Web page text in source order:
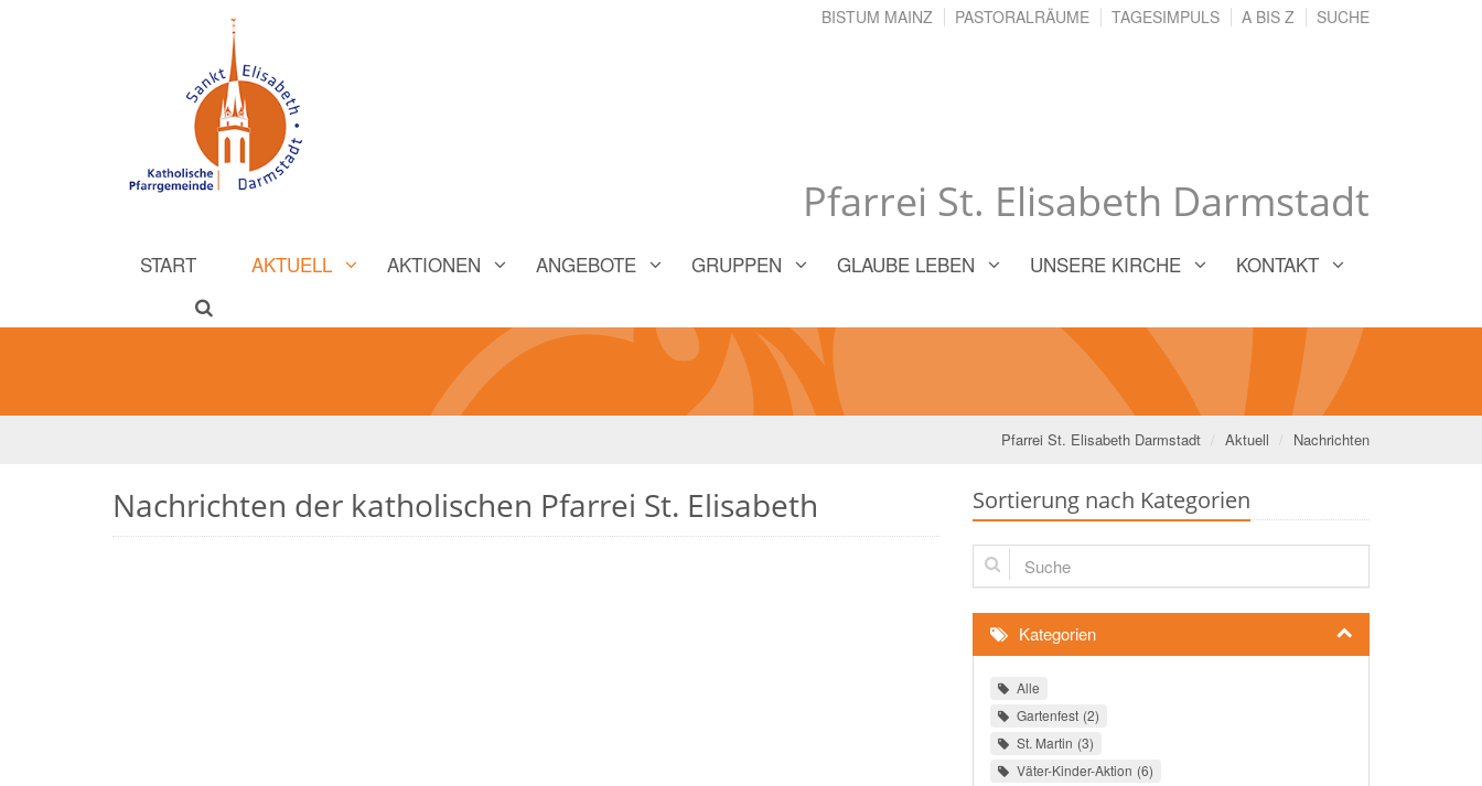
Pfarrei St. Elisabeth Darmstadt
BISTUM MAINZ PASTORALRÄUME TAGESIMPULS A BIS Z SUCHE
START AKTUELL AKTIONEN ANGEBOTE GRUPPEN GLAUBE LEBEN UNSERE KIRCHE KONTAKT
Pfarrei St. Elisabeth Darmstadt Aktuell Nachrichten
Nachrichten der katholischen Pfarrei St. Elisabeth Sortierung nach Kategorien
Suche
Kategorien
Alle
Gartenfest 2
St. Martin 3
Väter-Kinder-Aktion 6